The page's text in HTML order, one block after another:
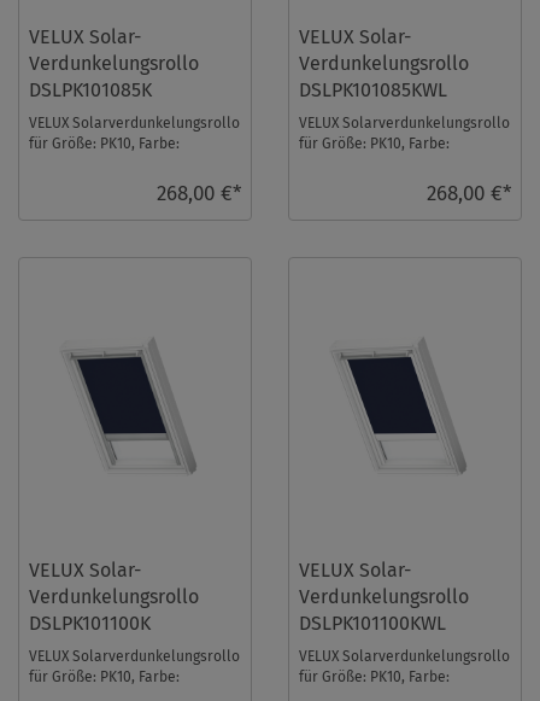
VELUX Solar-
Verdunkelungsrollo
DSLPK101085K
VELUX Solarverdunkelungsrollo
für Größe: PK10, Farbe:
homecontrol komp ...268,00 €*
VELUX Solar-
Verdunkelungsrollo
DSLPK101085KWL
VELUX Solarverdunkelungsrollo
für Größe: PK10, Farbe:
268,00 €*
VELUX Solar-
Verdunkelungsrollo
DSLPK101100K
VELUX Solarverdunkelungsrollo
für Größe: PK10, Farbe:
VELUX Solar-
Verdunkelungsrollo
DSLPK101100KWL
VELUX Solarverdunkelungsrollo
für Größe: PK10, Farbe: